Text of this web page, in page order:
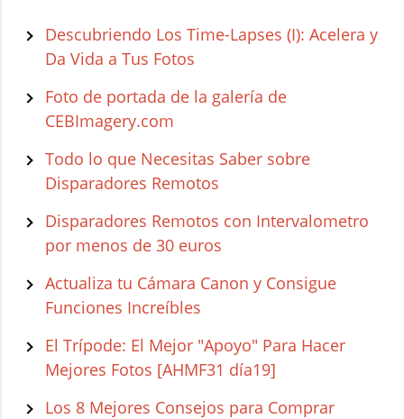
Descubriendo Los Time-Lapses (I): Acelera y
Da Vida a Tus Fotos
Foto de portada de la galería de
CEBImagery.com
Todo lo que Necesitas Saber sobre
Disparadores Remotos
Disparadores Remotos con Intervalometro
por menos de 30 euros
Actualiza tu Cámara Canon y Consigue
Funciones Increíbles
El Trípode: El Mejor "Apoyo" Para Hacer
Mejores Fotos [AHMF31 día19]
Los 8 Mejores Consejos para Comprar